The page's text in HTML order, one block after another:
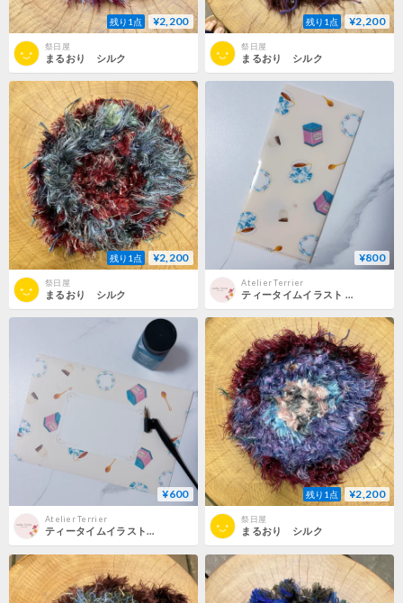
残り1点 ¥2,200
祭日屋
まるおり シルク
残り1点 ¥2,200
祭日屋
まるおり シルク
残り1点 ¥2,200
祭日屋
まるおり シルク
¥800
Atelier Terrier
ティータイムイラスト チケットホルダー
¥600
Atelier Terrier
ティータイムイラスト封筒（A5サイズ対応）
残り1点 ¥2,200
祭日屋
まるおり シルク